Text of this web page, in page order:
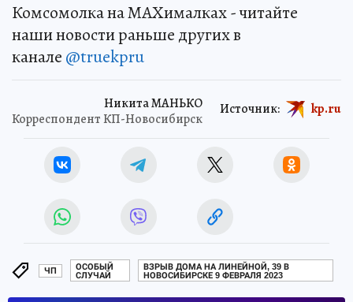
Комсомолка на MAXималках - читайте
наши новости раньше других в
канале @truekpru
Никита МАНЬКО
Корреспондент КП-Новосибирск
Источник: kp.ru
ЧП
ОСОБЫЙ
СЛУЧАЙ
ВЗРЫВ ДОМА НА ЛИНЕЙНОЙ, 39 В
НОВОСИБИРСКЕ 9 ФЕВРАЛЯ 2023